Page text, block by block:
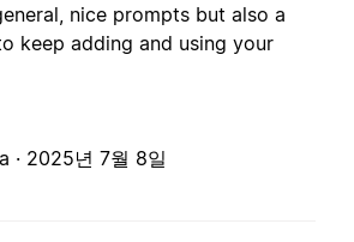
nice prompts but also a
keep adding and using your
· 2025년 7월 8일